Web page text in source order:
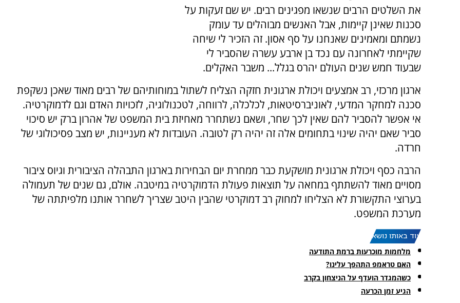
את השלטים הרבים שנשאו מפגינים רבים. יש שם זעקות על
סכנות שאינן קיימות, אבל האנשים מבוהלים עד עומק
נשמתם ומאמינים שאנחנו על סף אסון. זה הזכיר לי שיחה
שקיימתי לאחרונה עם נכד בן ארבע עשרה שהסביר לי
שבעוד חמש שנים העולם יהרס בגלל... משבר האקלים.
ארגון מרכזי, רב אמצעים ויכולת ארגונית חזקה הצליח לשתול במוחותיהם של רבים מאוד שאכן נשקפת
סכנה למחקר המדעי, לאוניברסיטאות, לכלכלה, לרווחה, לטכנולוגיה, לזכויות האדם וגם לדמוקרטיה.
אי אפשר להסביר להם שאין לכך שחר, ושאם נשתחרר מאחיזת בית המשפט של אהרון ברק יש סיכוי
סביר שאם יהיה שינוי בתחומים אלה זה יהיה רק לטובה. העובדות לא מעניינות, יש מצב פסיכולוגי של
חרדה.
הרבה כסף ויכולת ארגונית מושקעת כבר ממחרת יום הבחירות בארגון התבהלה הציבורית וגיוס ציבור
מסויים מאוד להשתתף במחאה על תוצאות פעולת הדמוקרטיה במיטבה. אולם, גם שנים של תעמולה
בערוצי התקשורת לא הצליחו למחוק רב דמוקרטי שהבין היטב שצריך לשחרר אותנו מלפיתתה של
מערכת המשפט.
עוד באותו נושא:
מלחמות מוכרעות ברמת התודעה
האם טראמפ התהפך עלינו?
כשהמגדר הועדף על הניצחון בקרב
הגיע זמן הכרעה